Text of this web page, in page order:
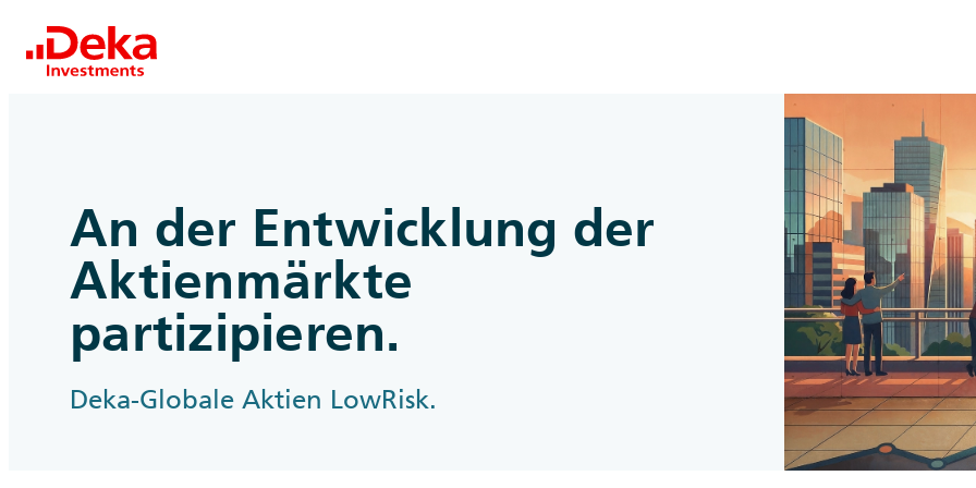
An der Entwicklung der
Aktienmärkte
partizipieren.
Deka-Globale Aktien LowRisk.